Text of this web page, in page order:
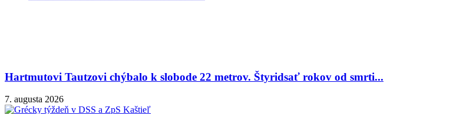
Hartmutovi Tautzovi chýbalo k slobode 22 metrov. Štyridsať rokov od smrti...
7. augusta 2026